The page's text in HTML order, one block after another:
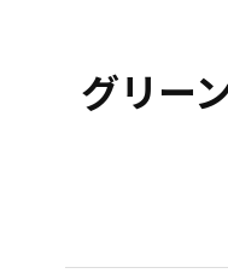
グリー